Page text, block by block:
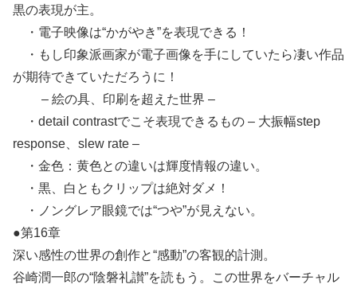
黒の表現が主。
・電子映像は“かがやき”を表現できる！
・もし印象派画家が電子画像を手にしていたら凄い作品
が期待できていただろうに！
– 絵の具、印刷を超えた世界 –
・detail contrastでこそ表現できるもの – 大振幅step
response、slew rate –
・金色：黄色との違いは輝度情報の違い。
・黒、白ともクリップは絶対ダメ！
・ノングレア眼鏡では“つや”が見えない。
●第16章
深い感性の世界の創作と“感動”の客観的計測。
谷崎潤一郎の“陰磐礼讃”を読もう。この世界をバーチャル